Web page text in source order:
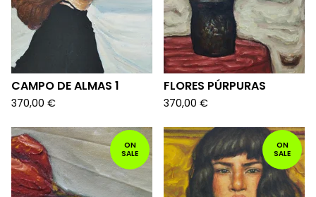
CAMPO DE ALMAS 1
370,00 €
FLORES PÚRPURAS
370,00 €
ON
SALE
ON
SALE